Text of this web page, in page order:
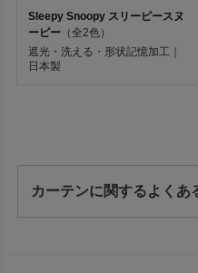
Sleepy Snoopy スリーピースヌ
ーピー （全2色）
遮光・洗える・形状記憶加工｜
日本製
カーテンに関するよくあ
新着順